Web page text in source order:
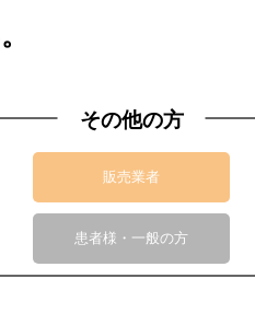
その他の方
販売業者
患者様・一般の方